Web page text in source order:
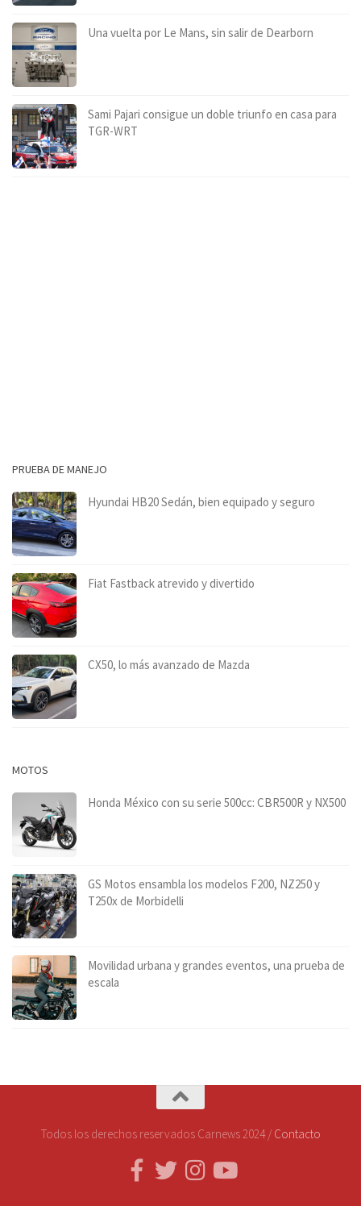
Una vuelta por Le Mans, sin salir de Dearborn
Sami Pajari consigue un doble triunfo en casa para
TGR-WRT
PRUEBA DE MANEJO
Hyundai HB20 Sedán, bien equipado y seguro
Fiat Fastback atrevido y divertido
CX50, lo más avanzado de Mazda
MOTOS
Honda México con su serie 500cc: CBR500R y NX500
GS Motos ensambla los modelos F200, NZ250 y
T250x de Morbidelli
Movilidad urbana y grandes eventos, una prueba de
escala
Todos los derechos reservados Carnews 2024 / Contacto